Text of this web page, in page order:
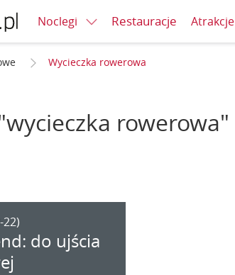
Noclegi Restauracje Atrakcje
Wycieczka rowerowa
rowerowa"
22)
do ujścia